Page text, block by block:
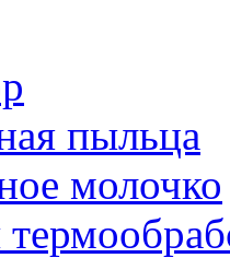
пыльца
молочко